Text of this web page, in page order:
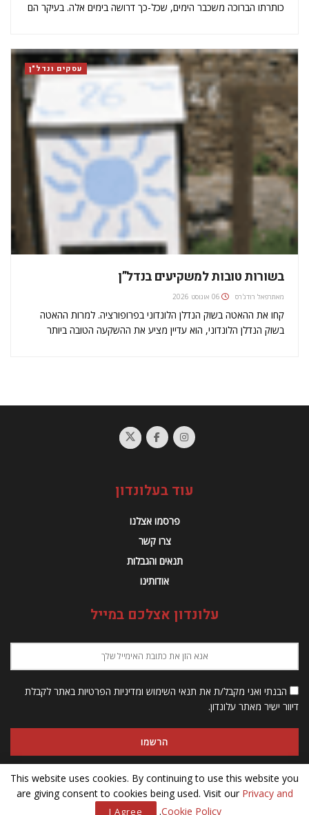
כותרתו הברוכה משכבר הימים, שכל-כך דרושה בימים אלה. בעיקר הם
עסקים ונדל"ן
בשורות טובות למשקיעים בנדל”ן
מאתרפאל רודג'רס 06 אוגוסט 2026
קחו את ההאטה בשוק הנדלן הלונדוני בפרופורציה. למרות ההאטה
בשוק הנדלן הלונדוני, הוא עדיין מציע את ההשקעה הטובה ביותר
עוד בעלונדון
פרסמו אצלנו
צרו קשר
תנאים והגבלות
אודותינו
עלונדון אצלכם במייל
הבנתי ואני מקבל/ת את תנאי השימוש ומדיניות הפרטיות באתר לקבלת
דיוור ישיר מאתר עלונדון.
This website uses cookies. By continuing to use this website you
are giving consent to cookies being used. Visit our Privacy and
Cookie Policy
.
I Agree